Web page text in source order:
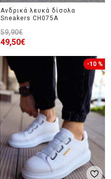
Ανδρικά λευκά δίσολα
Sneakers CH075A
49,50€
59,90€
-10 %